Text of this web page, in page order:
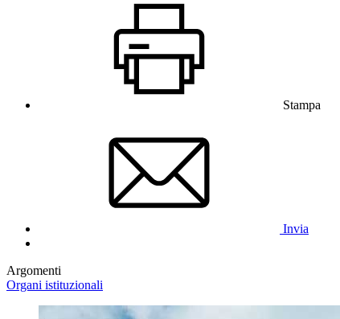
Stampa
Invia
Argomenti
Organi istituzionali